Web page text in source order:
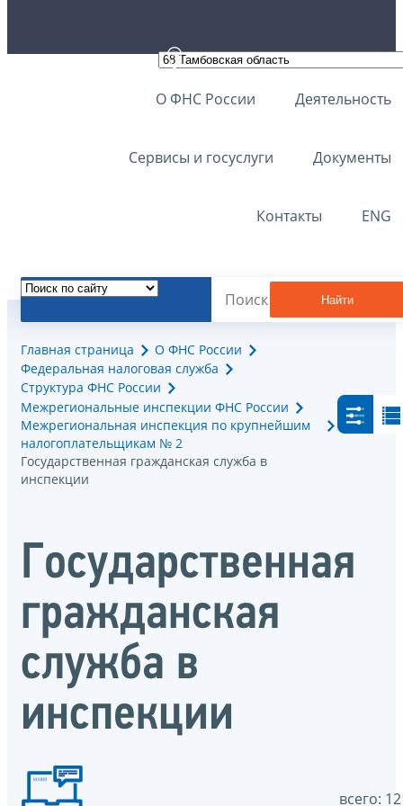
О ФНС России Деятельность
Сервисы и госуслуги Документы
Контакты ENG
Найти
Главная страница
О ФНС России
Федеральная налоговая служба
Структура ФНС России
Межрегиональные инспекции ФНС России
Межрегиональная инспекция по крупнейшим
налогоплательщикам № 2
Государственная гражданская служба в
инспекции
Государственная
гражданская
служба в
инспекции
всего: